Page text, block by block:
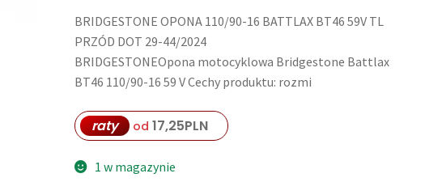
BRIDGESTONE OPONA 110/90-16 BATTLAX BT46 59V TL
PRZÓD DOT 29-44/2024
BRIDGESTONEOpona motocyklowa Bridgestone Battlax
BT46 110/90-16 59 V Cechy produktu: rozmi
raty od 17,25PLN
1 w magazynie